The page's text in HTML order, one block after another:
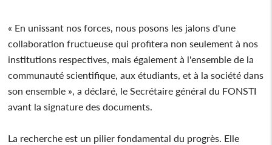
« En unissant nos forces, nous posons les jalons d'une
collaboration fructueuse qui profitera non seulement à nos
institutions respectives, mais également à l'ensemble de la
communauté scientifique, aux étudiants, et à la société dans
son ensemble », a déclaré, le Secrétaire général du FONSTI
avant la signature des documents.
La recherche est un pilier fondamental du progrès. Elle